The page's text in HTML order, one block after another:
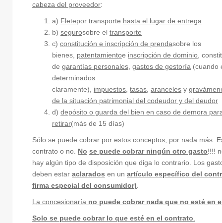
cabeza del proveedor:
a) Fletepor transporte hasta el lugar de entrega
b) segurosobre el transporte
c) constitución e inscripción de prendasobre los
bienes, patentamientoe inscripción de dominio ,
de garantías personales gastos de gestoría (cuando
determinados
claramente), impuestos tasas aranceles y
de la situación patrimonial del codeudor y del deudor
d) depósito o guarda del bien en caso de demora
retirar(más de 15 días)
Sólo se puede cobrar por estos conceptos, por nada más.
contrato o no. No se puede cobrar ningún otro gasto!!!!
hay algún tipo de disposición que diga lo contrario. Los
deben estar aclarados en un artículo específico del
firma especial del consumidor)
La concesionaría no puede cobrar nada que no esté en
Solo se puede cobrar lo que esté en el contrato